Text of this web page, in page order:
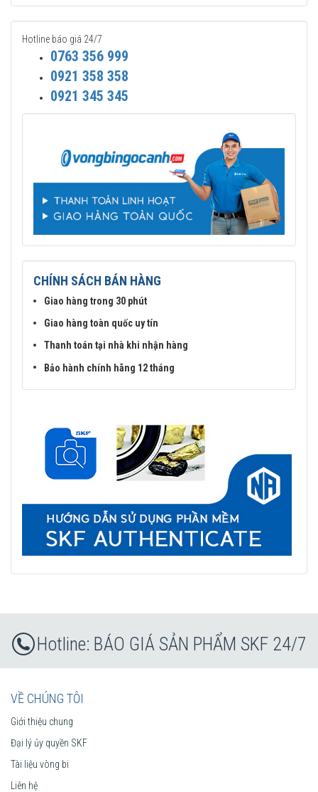
Hotline báo giá 24/7
0763 356 999
0921 358 358
0921 345 345
CHÍNH SÁCH BÁN HÀNG
Giao hàng trong 30 phút
Giao hàng toàn quốc uy tín
Thanh toán tại nhà khi nhận hàng
Bảo hành chính hãng 12 tháng
BÁO GIÁ SẢN PHẨM SKF 24/7
VỀ CHÚNG TÔI
Giới thiệu chung
Đại lý ủy quyền SKF
Tài liệu vòng bi
Liên hệ